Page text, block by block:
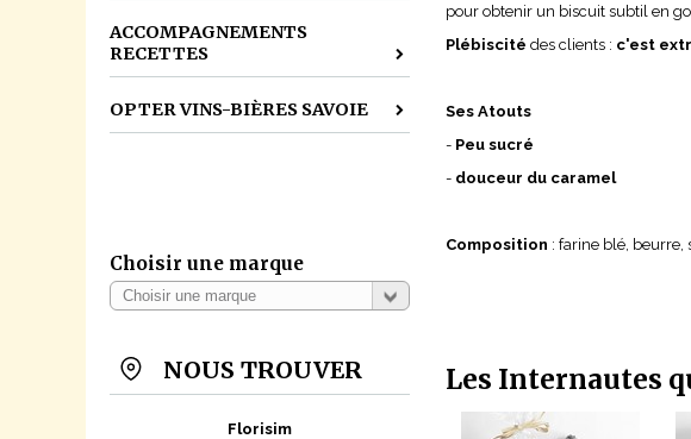
ACCOMPAGNEMENTS
RECETTES
OPTER VINS-BIÈRES SAVOIE
Choisir une marque
NOUS TROUVER
Florisim
pour obtenir un biscuit subtil en
Plébiscité des clients : c'est
Ses Atouts
- Peu sucré
- douceur du caramel
Composition : farine blé, beurre,
Les Internautes